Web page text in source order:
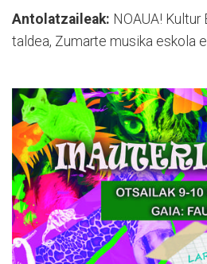
Antolatzaileak: NOAUA! Kultur
taldea, Zumarte musika eskola